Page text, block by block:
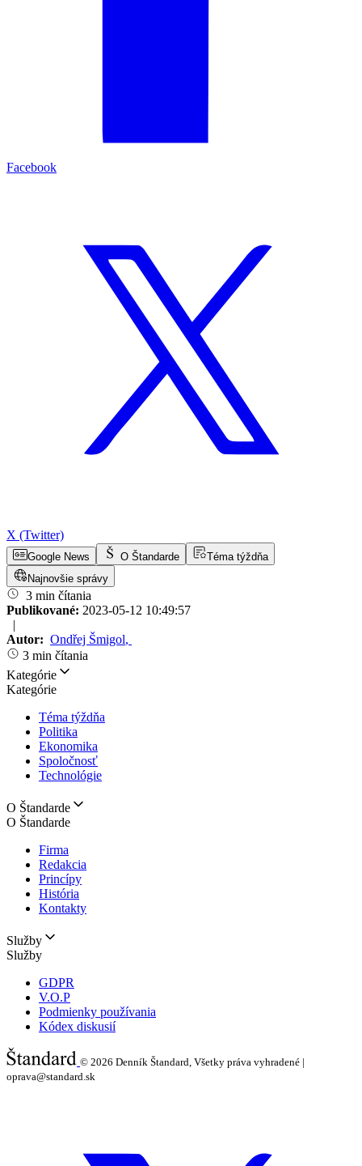
Facebook
X (Twitter)
Google News O Štandarde
Téma týždňa
Najnovšie správy
3 min čítania
Publikované: 2023-05-12 10:49:57
|
Autor: Ondřej Šmigol,
3 min čítania
Kategórie
Kategórie
Téma týždňa
Politika
Ekonomika
Spoločnosť
Technológie
O Štandarde
O Štandarde
Firma
Redakcia
Princípy
História
Kontakty
Služby
Služby
GDPR
V.O.P
Podmienky používania
Kódex diskusií
© 2026 Denník Štandard, Všetky práva vyhradené |
oprava@standard.sk